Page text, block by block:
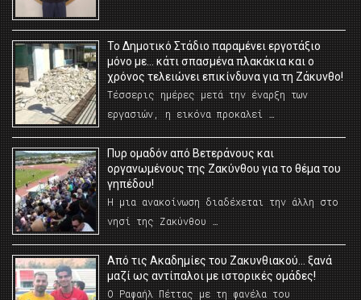
Το Δημοτικό Στάδιο παραμένει εργοτάξιο
μόνο με… κάτι σπασμένα πλακάκια και ο
χρόνος τελειώνει επικίνδυνα για τη Ζάκυνθο!
Τέσσερις ημέρες μετά την έναρξη των
εργασιών, η εικόνα προκαλεί …
Πυρ ομαδόν από Βετεράνους και
οργανωμένους της Ζακύνθου για το θέμα του
γηπέδου!
Η μια ανακοίνωση διαδέχεται την άλλη στο
νησί της Ζακύνθου …
Από τις Ακαδημίες του Ζακυνθιακού… ξανά
μαζί ως αντίπαλοι με ιστορικές ομάδες!
Ο Ραφαήλ Πέττας με τη φανέλα του